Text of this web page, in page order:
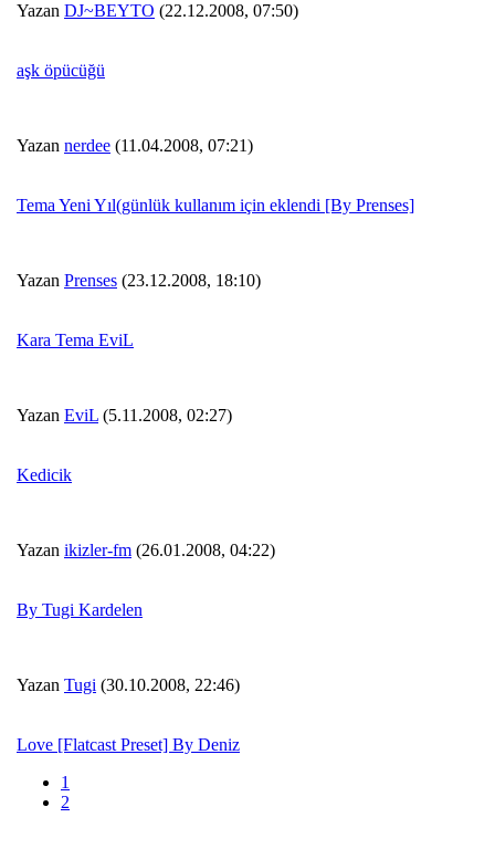
Yazan DJ~BEYTO (22.12.2008, 07:50)
aşk öpücüğü
Yazan nerdee (11.04.2008, 07:21)
Tema Yeni Yıl(günlük kullanım için eklendi [By Prenses]
Yazan Prenses (23.12.2008, 18:10)
Kara Tema EviL
Yazan EviL (5.11.2008, 02:27)
Kedicik
Yazan ikizler-fm (26.01.2008, 04:22)
By Tugi Kardelen
Yazan Tugi (30.10.2008, 22:46)
Love [Flatcast Preset] By Deniz
1
2